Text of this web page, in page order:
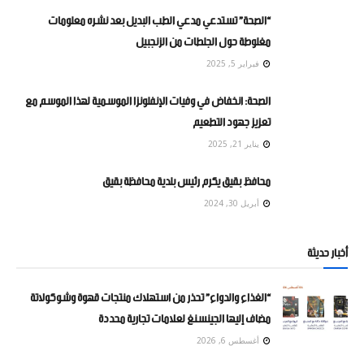
“الصحة” تستدعي مدعي الطب البديل بعد نشره معلومات
مغلوطة حول الجلطات من الزنجبيل
فبراير 5, 2025
الصحة: انخفاض في وفيات الإنفلونزا الموسمية لهذا الموسم مع
تعزيز جهود التطعيم
يناير 21, 2025
محافظ بقيق يكرم رئيس بلدية محافظة بقيق
أبريل 30, 2024
أخبار حديثة
“الغذاء والدواء” تحذر من استهلاك منتجات قهوة وشوكولاتة
مضاف إليها الجينسنغ لعلامات تجارية محددة
أغسطس 6, 2026